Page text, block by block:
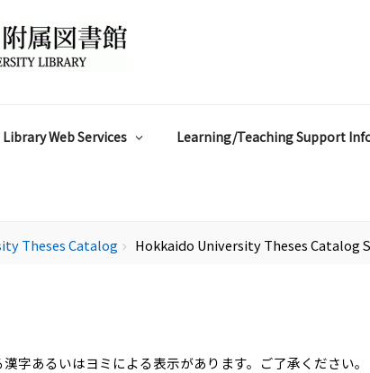
Web Services Learning/Teaching Support
Theses Catalog chevron_right Hokkaido University Theses Catalog
字あるいはヨミによる表示があります。ご了承ください。